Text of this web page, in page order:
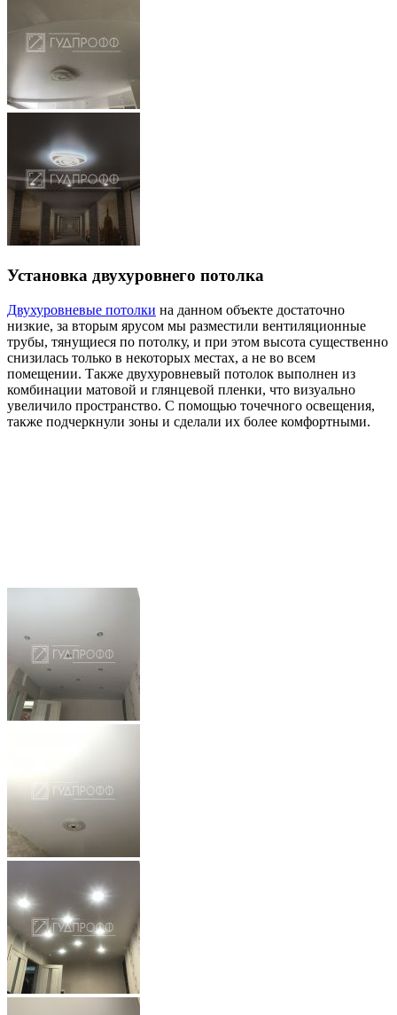
Установка двухуровнего потолка
Двухуровневые потолки на данном объекте достаточно
низкие, за вторым ярусом мы разместили вентиляционные
трубы, тянущиеся по потолку, и при этом высота существенно
снизилась только в некоторых местах, а не во всем
помещении. Также двухуровневый потолок выполнен из
комбинации матовой и глянцевой пленки, что визуально
увеличило пространство. С помощью точечного освещения,
также подчеркнули зоны и сделали их более комфортными.